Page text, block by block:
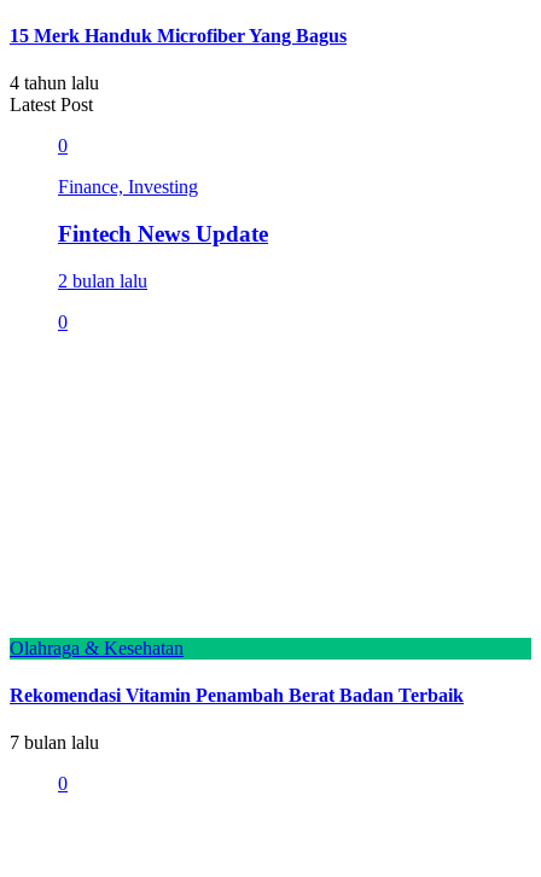
15 Merk Handuk Microfiber Yang Bagus
4 tahun lalu
Latest Post
0
Finance, Investing
Fintech News Update
2 bulan lalu
0
Olahraga & Kesehatan
Rekomendasi Vitamin Penambah Berat Badan Terbaik
7 bulan lalu
0